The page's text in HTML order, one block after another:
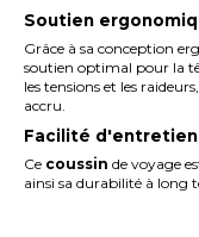
Soutien
Grâce à sa conception
soutien optimal pour la
les tensions et les
accru.
Facilité
Ce coussinde voyage
ainsi sa durabilité à long